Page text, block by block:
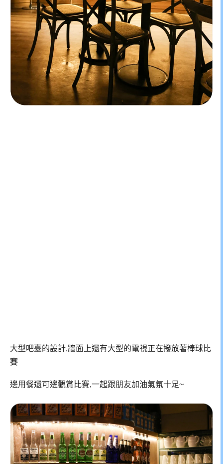
大型吧臺的設計,牆面上還有大型的電視正在撥放著棒球比
賽
邊用餐還可邊觀賞比賽,一起跟朋友加油氣氛十足~